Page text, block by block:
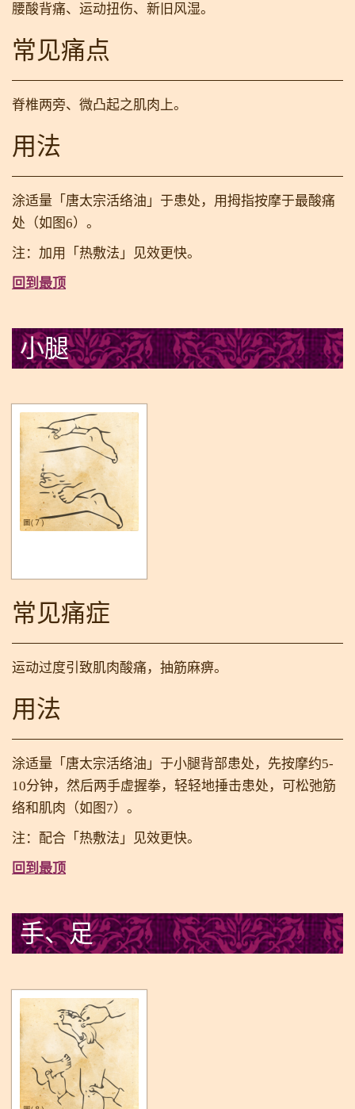
腰酸背痛、运动扭伤、新旧风湿。
常见痛点
脊椎两旁、微凸起之肌肉上。
用法
涂适量「唐太宗活络油」于患处，用拇指按摩于最酸痛
处（如图6）。
注：加用「热敷法」见效更快。
回到最顶
小腿
常见痛症
运动过度引致肌肉酸痛，抽筋麻痹。
用法
涂适量「唐太宗活络油」于小腿背部患处，先按摩约5-
10分钟，然后两手虚握拳，轻轻地捶击患处，可松弛筋
络和肌肉（如图7）。
注：配合「热敷法」见效更快。
回到最顶
手、足